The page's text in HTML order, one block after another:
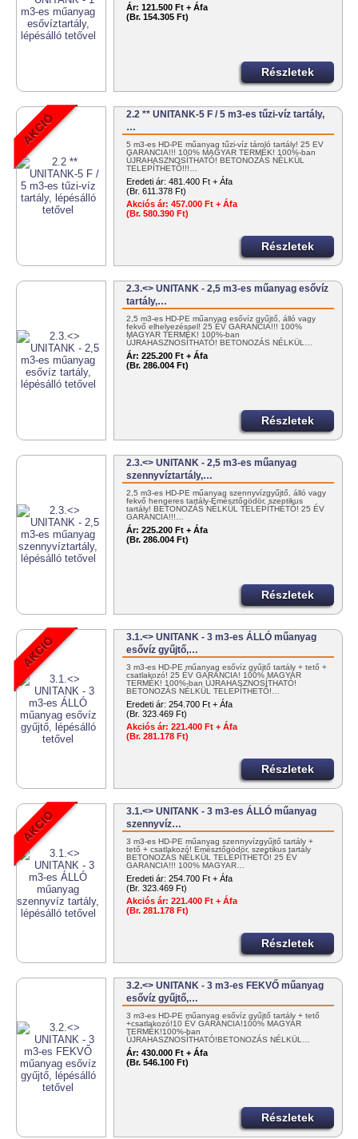
Ár: 121.500 Ft + Áfa
(Br. 154.305 Ft)
Részletek
2.2 ** UNITANK-5 F / 5 m3-es tűzi-víz tartály,
…
5 m3-es HD-PE műanyag tűzi-víz tároló tartály! 25 ÉV
GARANCIA!!! 100% MAGYAR TERMÉK! 100%-ban
ÚJRAHASZNOSÍTHATÓ! BETONOZÁS NÉLKÜL
TELEPÍTHETŐ!!!…
Eredeti ár: 481.400 Ft + Áfa
(Br. 611.378 Ft)
Akciós ár: 457.000 Ft + Áfa
(Br. 580.390 Ft)
Részletek
2.3.<> UNITANK - 2,5 m3-es műanyag esővíz
tartály,…
2,5 m3-es HD-PE műanyag esővíz gyűjtő, álló vagy
fekvő elhelyezéssel! 25 ÉV GARANCIA!!! 100%
MAGYAR TERMÉK! 100%-ban
ÚJRAHASZNOSÍTHATÓ! BETONOZÁS NÉLKÜL…
Ár: 225.200 Ft + Áfa
(Br. 286.004 Ft)
Részletek
2.3.<> UNITANK - 2,5 m3-es műanyag
szennyvíztartály,…
2,5 m3-es HD-PE műanyag szennyvízgyűjtő, álló vagy
fekvő hengeres tartály-Emésztőgödör, szeptikus
tartály! BETONOZÁS NÉLKÜL TELEPÍTHETŐ! 25 ÉV
GARANCIA!!!…
Ár: 225.200 Ft + Áfa
(Br. 286.004 Ft)
Részletek
3.1.<> UNITANK - 3 m3-es ÁLLÓ műanyag
esővíz gyűjtő,…
3 m3-es HD-PE műanyag esővíz gyűjtő tartály + tető +
csatlakozó! 25 ÉV GARANCIA! 100% MAGYAR
TERMÉK! 100%-ban ÚJRAHASZNOSÍTHATÓ!
BETONOZÁS NÉLKÜL TELEPÍTHETŐ!…
Eredeti ár: 254.700 Ft + Áfa
(Br. 323.469 Ft)
Akciós ár: 221.400 Ft + Áfa
(Br. 281.178 Ft)
Részletek
3.1.<> UNITANK - 3 m3-es ÁLLÓ műanyag
szennyvíz…
3 m3-es HD-PE műanyag szennyvízgyűjtő tartály +
tető + csatlakozó! Emésztőgödör, szeptikus tartály
BETONOZÁS NÉLKÜL TELEPÍTHETŐ! 25 ÉV
GARANCIA!!! 100% MAGYAR…
Eredeti ár: 254.700 Ft + Áfa
(Br. 323.469 Ft)
Akciós ár: 221.400 Ft + Áfa
(Br. 281.178 Ft)
Részletek
3.2.<> UNITANK - 3 m3-es FEKVŐ műanyag
esővíz gyűjtő,…
3 m3-es HD-PE műanyag esővíz gyűjtő tartály + tető
+csatlakozó!10 ÉV GARANCIA!100% MAGYAR
TERMÉK!100%-ban
ÚJRAHASZNOSÍTHATÓ!BETONOZÁS NÉLKÜL…
Ár: 430.000 Ft + Áfa
(Br. 546.100 Ft)
Részletek